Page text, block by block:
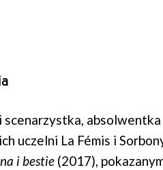
scenarzystka,
uczelni La Fémis i
i bestie (2017),